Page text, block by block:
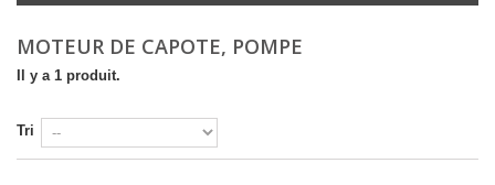
MOTEUR DE CAPOTE, POMPE
Il y a 1 produit.
Tri